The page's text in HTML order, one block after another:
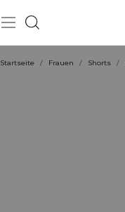
Startseite / Frauen / Shorts /